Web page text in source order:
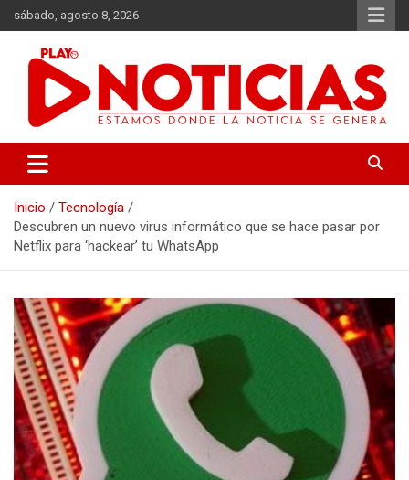
Saltar
al
contenido
sábado, agosto 8, 2026
Play Noticias
Inicio
Tecnología
Descubren un nuevo virus informático que se hace pasar por
Netflix para ‘hackear’ tu WhatsApp